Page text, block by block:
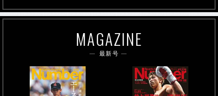
MAGAZINE
最新号